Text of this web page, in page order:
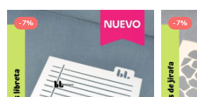
-7% -7%